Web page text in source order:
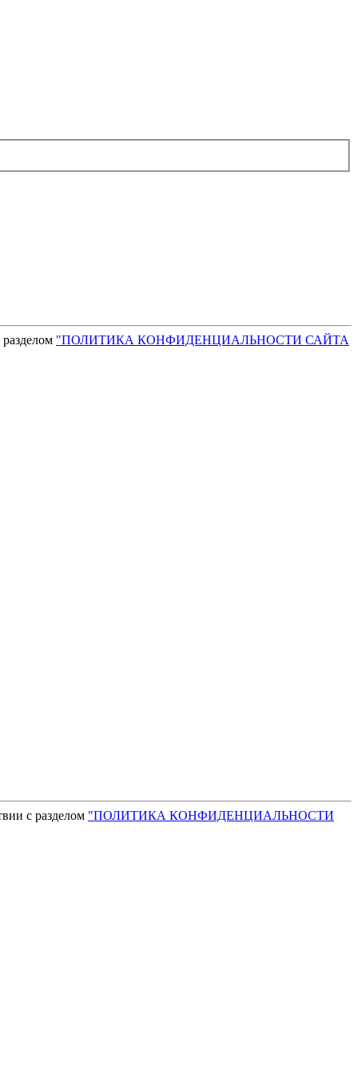
"ПОЛИТИКА КОНФИДЕНЦИАЛЬНОСТИ САЙТА
с разделом "ПОЛИТИКА КОНФИДЕНЦИАЛЬНОСТИ